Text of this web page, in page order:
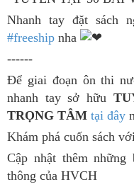
Nhanh tay đặt sách
#freeship nha
------
Để giai đoạn ôn thi
nhanh tay sở hữu
TRỌNG TÂM tại đây
Khám phá cuốn sách
Cập nhật thêm
thông của HVCH